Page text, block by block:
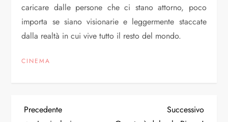
caricare dalle persone che ci stano attorno, poco
importa se siano visionarie e leggermente staccate
dalla realtà in cui vive tutto il resto del mondo.
CINEMA
N
Articolo
Precedente
Successivo